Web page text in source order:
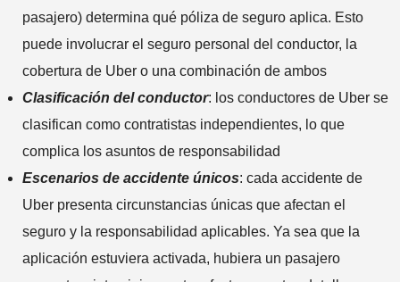
i
e
n
t
e
pasajero) determina qué póliza de seguro aplica. Esto
puede involucrar el seguro personal del conductor, la
cobertura de Uber o una combinación de ambos
Clasificación del conductor: los conductores de Uber se
clasifican como contratistas independientes, lo que
complica los asuntos de responsabilidad
Escenarios de accidente únicos: cada accidente de
Uber presenta circunstancias únicas que afectan el
seguro y la responsabilidad aplicables. Ya sea que la
aplicación estuviera activada, hubiera un pasajero